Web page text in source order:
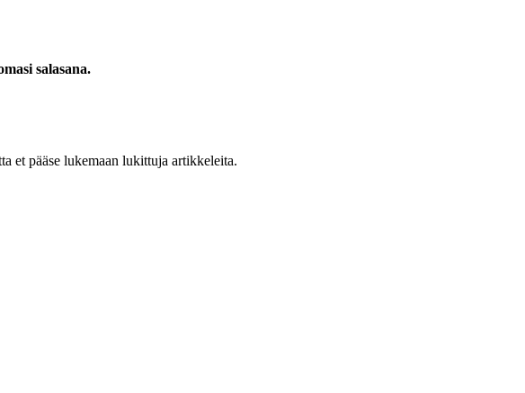
salasana.
et pääse lukemaan lukittuja artikkeleita.